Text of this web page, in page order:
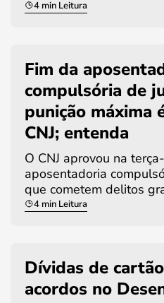
4 min Leitura
Fim da
compulsória de
punição máxima
CNJ; entenda
O CNJ aprovou na
aposentadoria
que cometem delitos
4 min Leitura
Dívidas de
acordos no